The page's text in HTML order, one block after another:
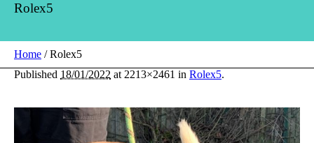
Rolex5
Home /Rolex5
Published 18/01/2022 at 2213×2461 in Rolex5.